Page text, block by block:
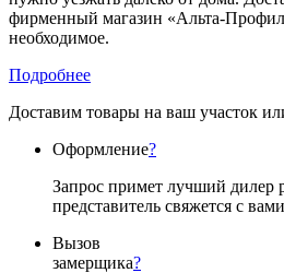
фирменный магазин «Альта-
необходимое.
Подробнее
Доставим товары на ваш участок
Оформление?
Запрос примет лучший дилер
представитель свяжется с
Вызов
замерщика?